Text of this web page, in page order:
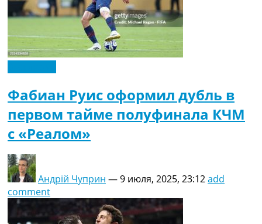
Фабиан Руис оформил дубль в
первом тайме полуфинала КЧМ
с «Реалом»
Андрій Чуприн —9 июля, 2025, 23:12add
comment